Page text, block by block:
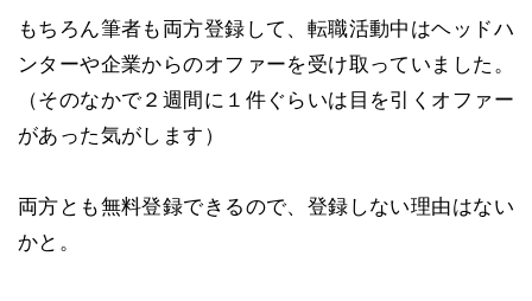
もちろん筆者も両方登録して、転職活動中はヘッドハ
ンターや企業からのオファーを受け取っていました。
（そのなかで２週間に１件ぐらいは目を引くオファー
があった気がします）
両方とも無料登録できるので、登録しない理由はない
かと。